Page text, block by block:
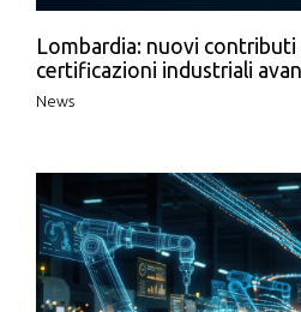
Lombardia: nuovi contributi
certificazioni industriali
News